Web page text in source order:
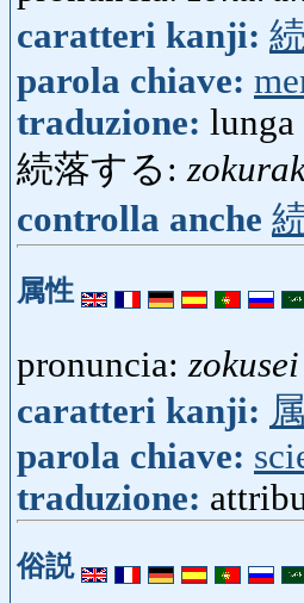
caratteri kanji:
parola chiave:
traduzione: lunga
続落する:
controlla anche
属性
pronuncia: zokusei
caratteri kanji:
parola chiave:
traduzione:
俗説